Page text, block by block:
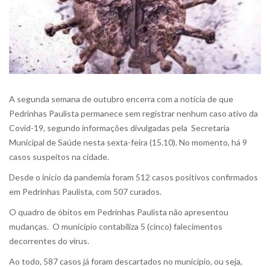
A segunda semana de outubro encerra com a notícia de que
Pedrinhas Paulista permanece sem registrar nenhum caso ativo da
Covid-19, segundo informações divulgadas pela Secretaria
Municipal de Saúde nesta sexta-feira (15.10). No momento, há 9
casos suspeitos na cidade.
Desde o início da pandemia foram 512 casos positivos confirmados
em Pedrinhas Paulista, com 507 curados.
O quadro de óbitos em Pedrinhas Paulista não apresentou
mudanças. O município contabiliza 5 (cinco) falecimentos
decorrentes do vírus.
Ao todo, 587 casos já foram descartados no município, ou seja,